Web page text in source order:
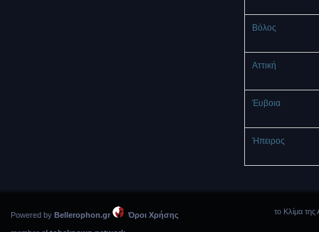
Βόλος
Αττική
Έυβοια
Ήπειρος
Powered by Bellerophon.gr Όροι Χρήσης το Κλίμα της